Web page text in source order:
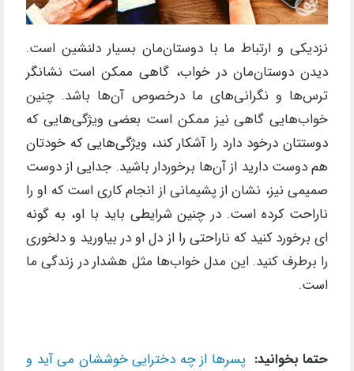
نزدیکی و ارتباط ما با دوستان‌مان بسیار دلنشین است.
دیدن دوستان‌مان در خواب، گاهی ممکن است نشانگر
ترس‌ها و نگرانی‌های ما درخصوص آن‌ها باشد. چنین
خواب‌هایی گاهی نیز ممکن است بعضی ویژگی‌هایی که
دوستتان درخود دارد را آشکار ‌کند، ویژگی‌هایی که خودتان
هم دوست دارید از آن‌ها برخوردار باشید. جدایی از دوست
صمیمی نیز، نشان از پشیمانی از انجام کاری است که او را
ناراحت کرده است. در چنین شرایطی باید با او، به گونه
ای برخورد کنید که ناراحتی را از دل او در بیاورید و دلخوری
را برطرف کنید. این مدل خواب‌ها مثل هشدار در زندگی ما
است.
حتما بخوانید: پسرها از چه دخترایی خوششان می آید و